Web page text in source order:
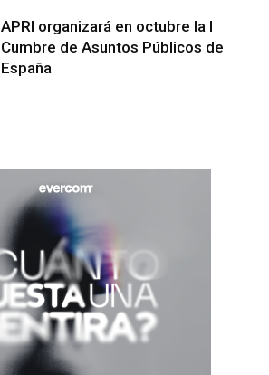
APRI organizará en octubre la I
Cumbre de Asuntos Públicos de
España